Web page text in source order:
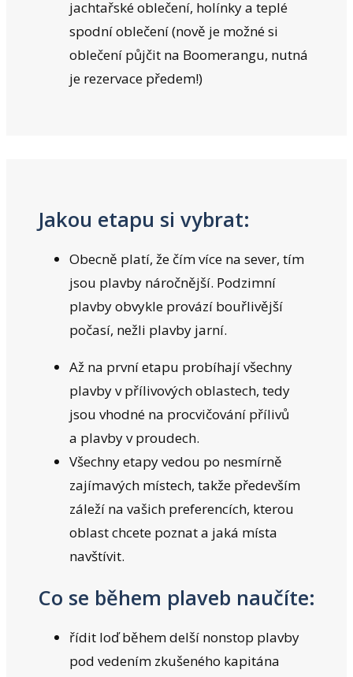
jachtařské oblečení, holínky a teplé
spodní oblečení (nově je možné si
oblečení půjčit na Boomerangu, nutná
je rezervace předem!)
Jakou etapu si vybrat:
Obecně platí, že čím více na sever, tím
jsou plavby náročnější. Podzimní
plavby obvykle provází bouřlivější
počasí, nežli plavby jarní.
Až na první etapu probíhají všechny
plavby v přílivových oblastech, tedy
jsou vhodné na procvičování přílivů
a plavby v proudech.
Všechny etapy vedou po nesmírně
zajímavých místech, takže především
záleží na vašich preferencích, kterou
oblast chcete poznat a jaká místa
navštívit.
Co se během plaveb naučíte:
řídit loď během delší nonstop plavby
pod vedením zkušeného kapitána